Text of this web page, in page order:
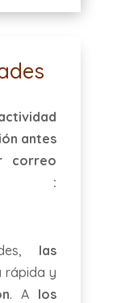
antes
correo
:
las
rápida y
. A los